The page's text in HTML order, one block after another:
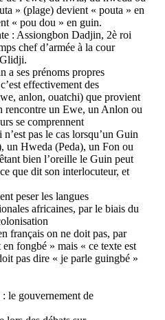
» (plage) devient « pouta » en
« pou dou » en guin.
: Assiongbon Dadjin, 2è roi
chef d’armée à la cour
a ses prénoms propres
effectivement des
anlon, ouatchi) que provient
rencontre un Ewe, un Anlon ou
se comprennent
pas le cas lorsqu’un Guin
un Hweda (Peda), un Fon ou
bien l’oreille le Guin peut
que dit son interlocuteur, et
peser les langues
africaines, par le biais du
français on ne doit pas, par
fongbé » mais « ce texte est
pas dire « je parle guingbé »
le gouvernement de